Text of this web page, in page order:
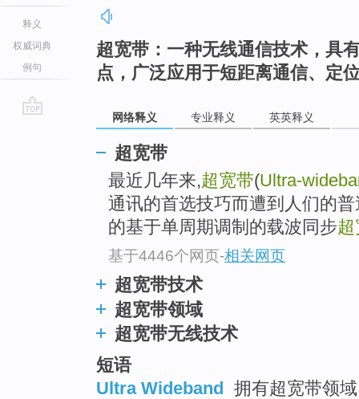
释义
权威词典
例句
超宽带：一种无线通信技术，具
点，广泛应用于短距离通信、定
网络释义 专业释义 英英释义
超宽带
最近几年来,超宽带(Ultra-
通讯的首选技巧而遭到人们的
的基于单周期调制的载波同步
基于4446个网页-相关网页
超宽带技术
超宽带领域
超宽带无线技术
短语
Ultra Wideband 拥有超宽带领